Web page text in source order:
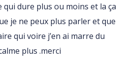
qui dure plus ou moins et la ça
je ne peux plus parler et que
qui voire j’en ai marre du
plus .merci